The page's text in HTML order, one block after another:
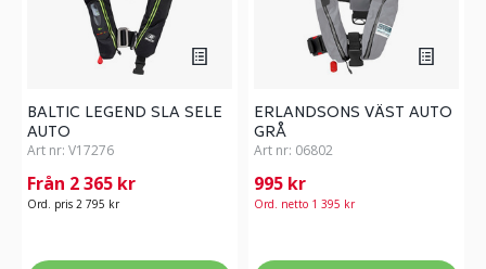
BALTIC LEGEND SLA SELE
AUTO
Art nr: V17276
Från 2 365 kr
Ord. pris 2 795 kr
ERLANDSONS VÄST AUTO
GRÅ
Art nr: 06802
995 kr
Ord. netto 1 395 kr